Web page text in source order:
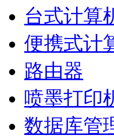
台式计算
便携式计
路由器
喷墨打印
数据库管